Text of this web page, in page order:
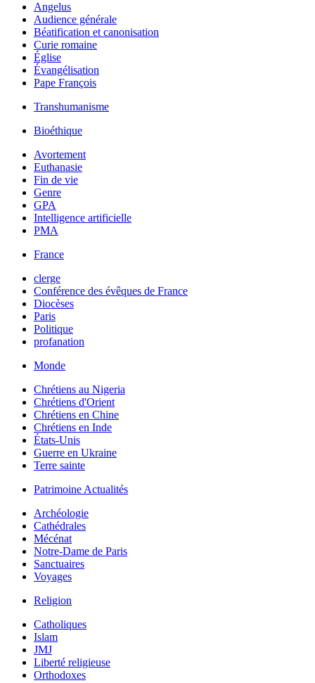
Angelus
Audience générale
Béatification et canonisation
Curie romaine
Église
Évangélisation
Pape François
Transhumanisme
Bioéthique
Avortement
Euthanasie
Fin de vie
Genre
GPA
Intelligence artificielle
PMA
France
clerge
Conférence des évêques de France
Diocèses
Paris
Politique
profanation
Monde
Chrétiens au Nigeria
Chrétiens d'Orient
Chrétiens en Chine
Chrétiens en Inde
États-Unis
Guerre en Ukraine
Terre sainte
Patrimoine Actualités
Archéologie
Cathédrales
Mécénat
Notre-Dame de Paris
Sanctuaires
Voyages
Religion
Catholiques
Islam
JMJ
Liberté religieuse
Orthodoxes